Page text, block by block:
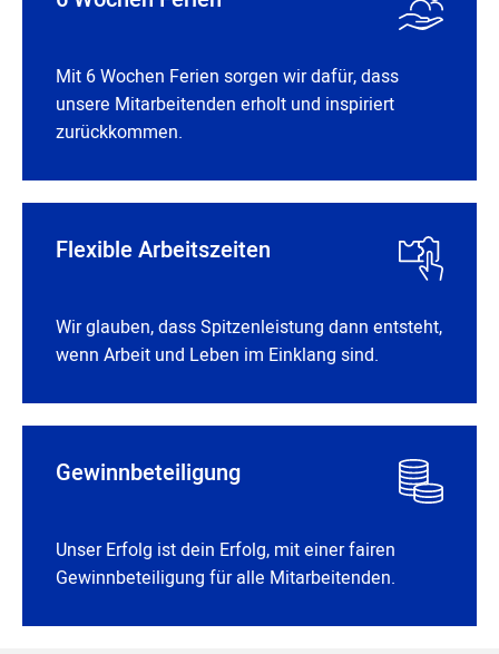
Mit 6 Wochen Ferien sorgen wir dafür, dass
unsere Mitarbeitenden erholt und inspiriert
zurückkommen.
Flexible Arbeitszeiten
Wir glauben, dass Spitzenleistung dann entsteht,
wenn Arbeit und Leben im Einklang sind.
Gewinnbeteiligung
Unser Erfolg ist dein Erfolg, mit einer fairen
Gewinnbeteiligung für alle Mitarbeitenden.